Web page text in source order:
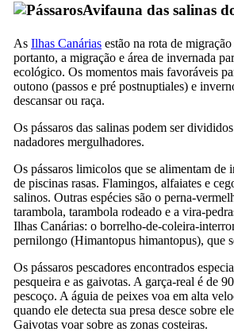
Avifauna das salinas
As Ilhas Canárias estão na rota de
portanto, a migração e área de invernada
ecológico. Os momentos mais favoráveis
outono (passos e pré postnuptiales) e
descansar ou raça.
Os pássaros das salinas podem ser
nadadores mergulhadores.
Os pássaros limicolos que se alimentam
de piscinas rasas. Flamingos, alfaiates e
salinos. Outras espécies são o perna-
tarambola, tarambola rodeado e a vira-
Ilhas Canárias: o borrelho-de-coleira-
pernilongo (Himantopus himantopus), que
Os pássaros pescadores encontrados
pesqueira e as gaivotas. A garça-real é de
pescoço. A águia de peixes voa em alta
quando ele detecta sua presa desce sobre
Gaivotas voar sobre as zonas costeiras.